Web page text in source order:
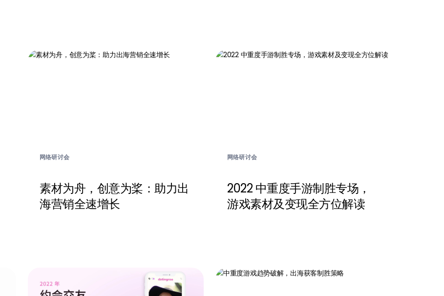
网络研讨会
素材为舟，创意为桨：助力出
海营销全速增长
网络研讨会
2022 中重度手游制胜专场，
游戏素材及变现全方位解读